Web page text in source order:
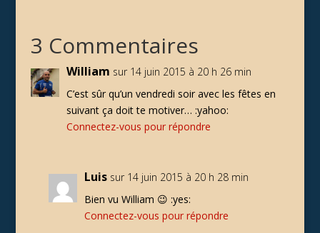
3 Commentaires
William sur 14 juin 2015 à 20 h 26 min
C’est sûr qu’un vendredi soir avec les fêtes en
suivant ça doit te motiver… :yahoo:
Connectez-vous pour répondre
Luis sur 14 juin 2015 à 20 h 28 min
Bien vu William 😉 :yes:
Connectez-vous pour répondre